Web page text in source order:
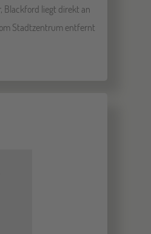
Blackford liegt direkt an
Stadtzentrum entfernt